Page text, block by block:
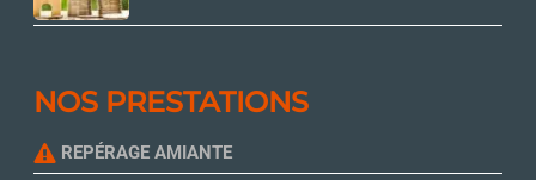
NOS PRESTATIONS
REPÉRAGE AMIANTE